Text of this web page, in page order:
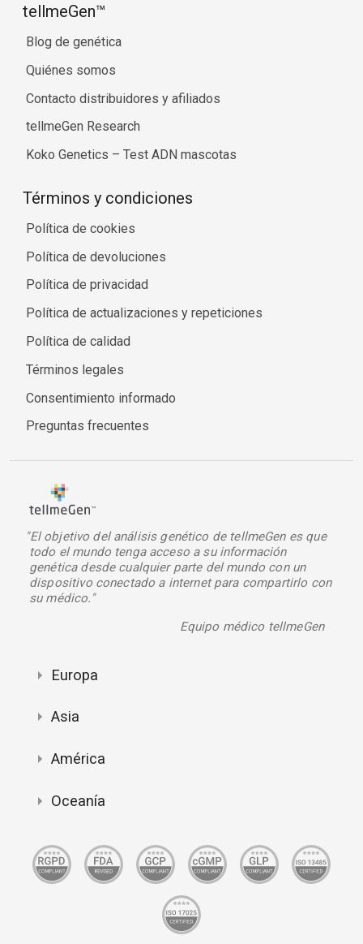
tellmeGen™
Blog de genética
Quiénes somos
Contacto distribuidores y afiliados
tellmeGen Research
Koko Genetics – Test ADN mascotas
Términos y condiciones
Política de cookies
Política de devoluciones
Política de privacidad
Política de actualizaciones y repeticiones
Política de calidad
Términos legales
Consentimiento informado
Preguntas frecuentes
"El objetivo del análisis genético de tellmeGen es que
todo el mundo tenga acceso a su información
genética desde cualquier parte del mundo con un
dispositivo conectado a internet para compartirlo con
su médico."
Equipo médico tellmeGen
Europa
Asia
América
Oceanía